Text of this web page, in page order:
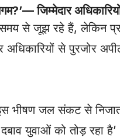
अधिकारियों
समय से जूझ रहे हैं, लेकिन
अधिकारियों से पुरजोर
इस भीषण जल संकट से
युवाओं को तोड़ रहा है’